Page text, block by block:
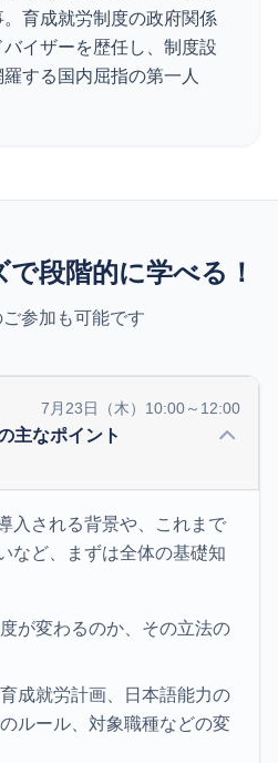
育成就労制度の政府関係
イザーを歴任し、制度設
する国内屈指の第一人
段階的に学べる！
参加も可能です
7月23日（木）10:00～12:00
主なポイント
入される背景や、これまで
など、まずは全体の基礎知
が変わるのか、その立法の
育成就労計画、日本語能力の
ルール、対象職種などの変